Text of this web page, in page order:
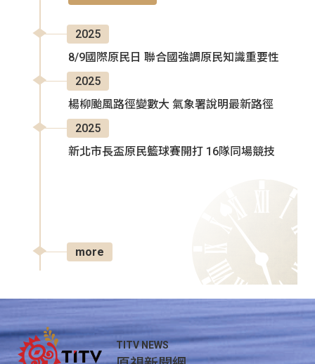
2025
8/9國際原民日 聯合國強調原民知識重要性
2025
楊柳颱風路徑變數大 氣象署說明最新路徑
2025
新北市長盃原民籃球賽開打 16隊同場競技
more
TITV NEWS